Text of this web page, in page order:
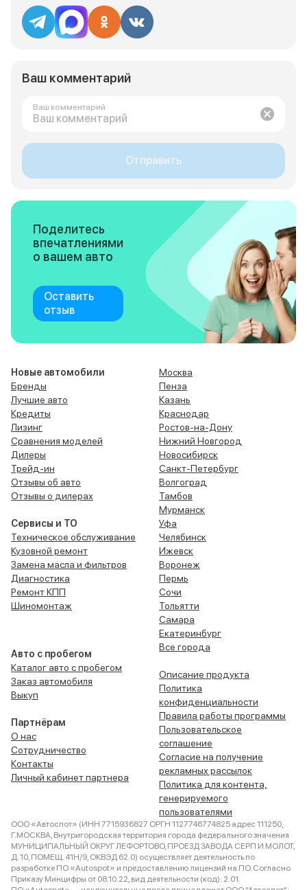
Ваш комментарий
Ваш комментарий
Отправить
Поделитесь
впечатлениями
о вашем авто
Оставить
отзыв
Новые автомобили
Бренды
Лучшие авто
Кредиты
Лизинг
Сравнения моделей
Дилеры
Трейд-ин
Отзывы об авто
Отзывы о дилерах
Сервисы и ТО
Техническое обслуживание
Кузовной ремонт
Замена масла и фильтров
Диагностика
Ремонт КПП
Шиномонтаж
Авто с пробегом
Каталог авто с пробегом
Заказ автомобиля
Выкуп
Партнёрам
О нас
Сотрудничество
Контакты
Личный кабинет партнера
Москва
Пенза
Казань
Краснодар
Ростов-на-Дону
Нижний Новгород
Новосибирск
Санкт-Петербург
Волгоград
Тамбов
Мурманск
Уфа
Челябинск
Ижевск
Воронеж
Пермь
Сочи
Тольятти
Самара
Екатеринбург
Все города
Описание продукта
Политика
конфиденциальности
Правила работы программы
Пользовательское
соглашение
Согласие на получение
рекламных рассылок
Политика для контента,
генерируемого
пользователями
ООО «Автоспот» (ИНН 7715936827 ОРГН 1127746774825 адрес 111250,
Г.МОСКВА, Внутригородская территория города федерального значения
МУНИЦИПАЛЬНЫЙ ОКРУГ ЛЕФОРТОВО, ПРОЕЗД ЗАВОДА СЕРП И МОЛОТ,
Д. 10, ПОМЕЩ. 41Н/9, ОКВЭД 62.0) осуществляет деятельность по
разработке ПО «Autospot» и предоставлению лицензий на ПО. Согласно
Приказу Минцифры от 08.10.22, вид деятельности (код): 2.01.